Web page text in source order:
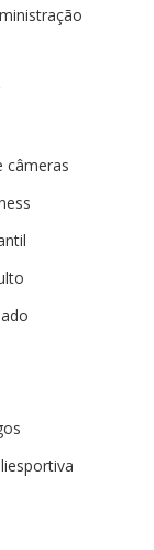
câmeras